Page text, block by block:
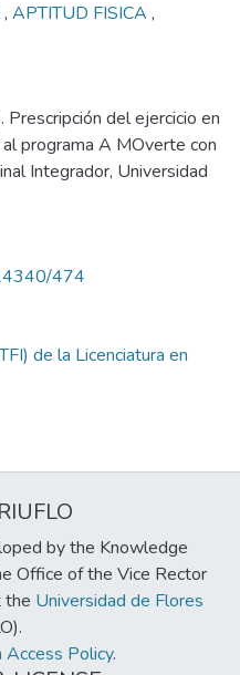
, APTITUD FISICA ,
Prescripción del ejercicio en
programa A MOverte con
Integrador, Universidad
474
de la Licenciatura en
by the Knowledge
Office of the Vice Rector
the Universidad de Flores
Access Policy.